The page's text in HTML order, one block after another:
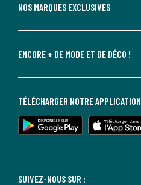
NOS MARQUES EXCLUSIVES
ENCORE + DE MODE ET DE DÉCO !
SUIVEZ-NOUS SUR :
TÉLÉCHARGER NOTRE APPLICATION